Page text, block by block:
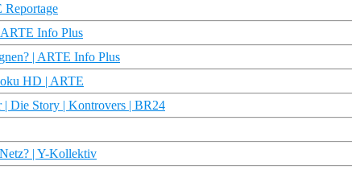
Reportage
Info Plus
| ARTE Info Plus
HD | ARTE
Die Story | Kontrovers | BR24
| Y-Kollektiv